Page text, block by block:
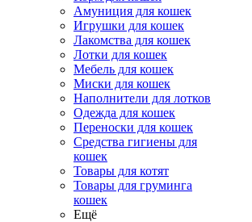
Амуниция для кошек
Игрушки для кошек
Лакомства для кошек
Лотки для кошек
Мебель для кошек
Миски для кошек
Наполнители для лотков
Одежда для кошек
Переноски для кошек
Средства гигиены для
кошек
Товары для котят
Товары для груминга
кошек
Ещё